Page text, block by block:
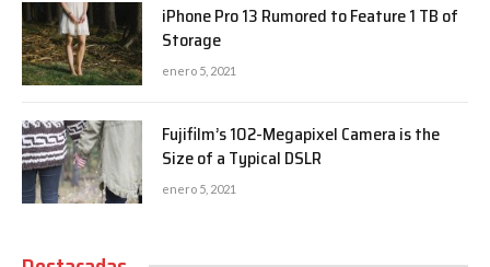
iPhone Pro 13 Rumored to Feature 1 TB of
Storage
enero 5, 2021
Fujifilm’s 102-Megapixel Camera is the
Size of a Typical DSLR
enero 5, 2021